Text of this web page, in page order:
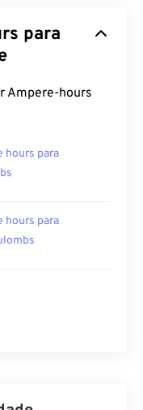
para
Ampere-hours
hours para
hours para